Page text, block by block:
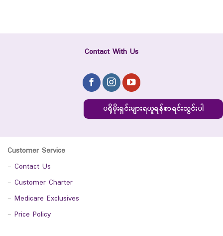
Contact With Us
ပရိုမိုးရှင်းများရယူရန်စာရင်းသွင်းပါ
Customer Service
- Contact Us
- Customer Charter
- Medicare Exclusives
- Price Policy